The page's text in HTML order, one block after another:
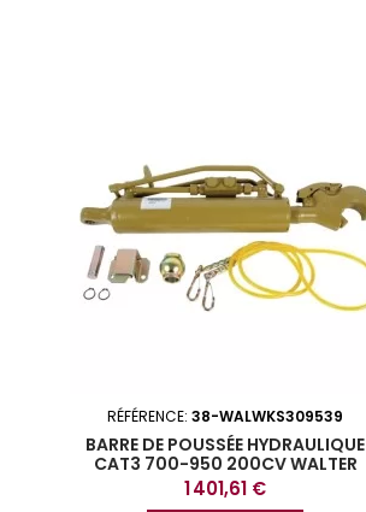
RÉFÉRENCE:38-WALWKS309539
BARRE DE POUSSÉE HYDRAULIQUE
CAT3 700-950 200CV WALTER
Prix
1 401,61 €